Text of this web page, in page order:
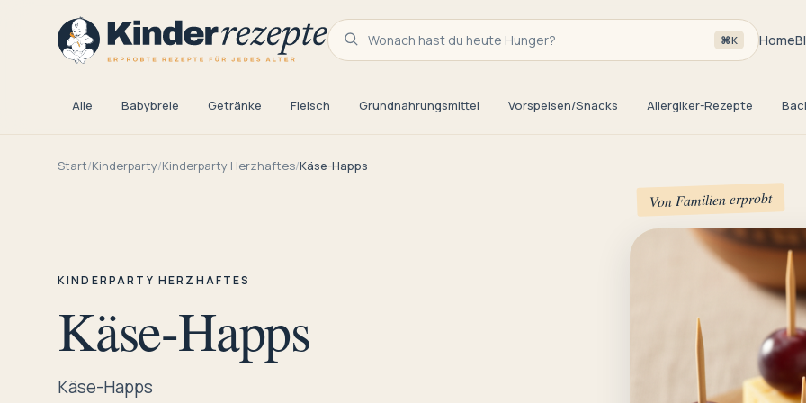
Wonach hast du heute Hunger? ⌘K Home
Alle Babybreie Getränke Fleisch Grundnahrungsmittel Vorspeisen/Snacks Allergiker-Rezepte
Start/Kinderparty/Kinderparty Herzhaftes/Käse-Happs
KINDERPARTY HERZHAFTES
Käse-Happs
Käse-Happs
Von Familien erprobt